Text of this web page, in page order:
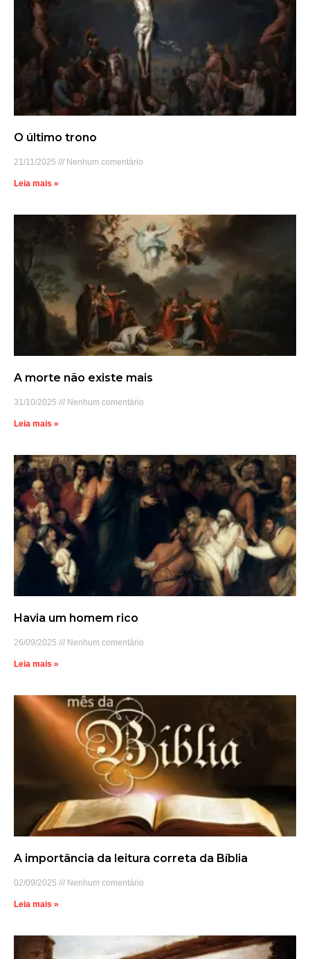
O último trono
21/11/2025 Nenhum comentário
Leia mais »
A morte não existe mais
31/10/2025 Nenhum comentário
Leia mais »
Havia um homem rico
26/09/2025 Nenhum comentário
Leia mais »
A importância da leitura correta da Bíblia
02/09/2025 Nenhum comentário
Leia mais »